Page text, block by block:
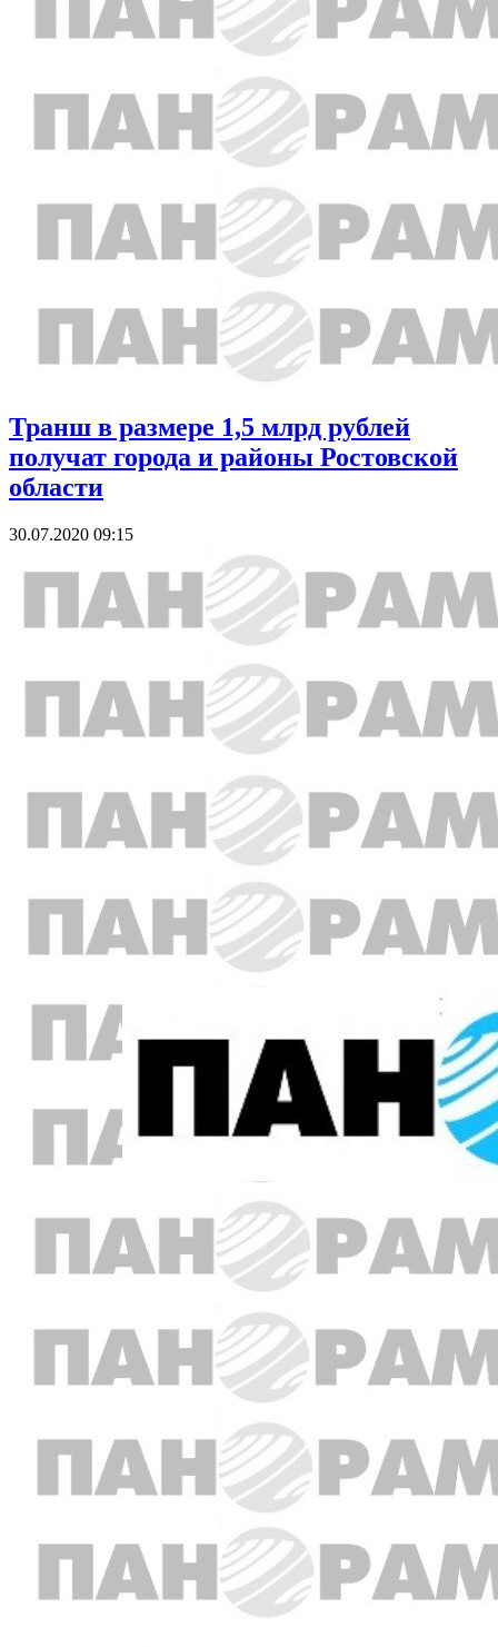
Транш в размере 1,5 млрд рублей
получат города и районы Ростовской
области
30.07.2020 09:15